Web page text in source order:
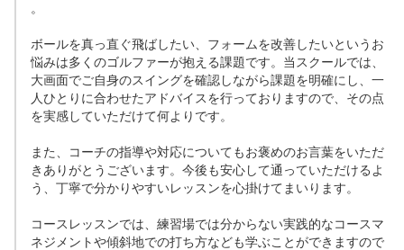
。
ボールを真っ直ぐ飛ばしたい、フォームを改善したいというお
悩みは多くのゴルファーが抱える課題です。当スクールでは、
大画面でご自身のスイングを確認しながら課題を明確にし、一
人ひとりに合わせたアドバイスを行っておりますので、その点
を実感していただけて何よりです。
また、コーチの指導や対応についてもお褒めのお言葉をいただ
きありがとうございます。今後も安心して通っていただけるよ
う、丁寧で分かりやすいレッスンを心掛けてまいります。
コースレッスンでは、練習場では分からない実践的なコースマ
ネジメントや傾斜地での打ち方なども学ぶことができますので